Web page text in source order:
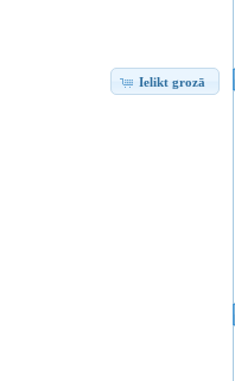
Ielikt grozā